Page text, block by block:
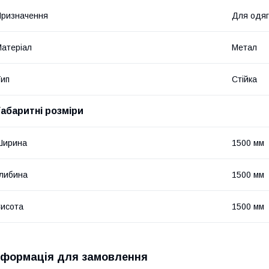
Для
Метал
Стійка
розміри
1500 мм
1500 мм
1500 мм
для замовлення